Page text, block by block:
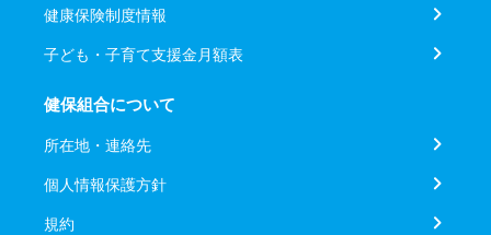
健康保険制度情報
子ども・子育て支援金月額表
健保組合について
所在地・連絡先
個人情報保護方針
規約